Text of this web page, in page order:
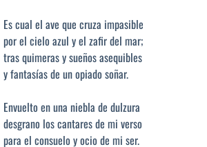
Es cual el ave que cruza impasible
por el cielo azul y el zafir del mar;
tras quimeras y sueños asequibles
y fantasías de un opiado soñar.
Envuelto en una niebla de dulzura
desgrano los cantares de mi verso
para el consuelo y ocio de mi ser.